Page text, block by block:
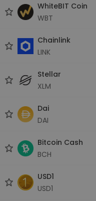
WhiteBIT Coin
WBT
Chainlink
LINK
Stellar
XLM
Dai
DAI
Bitcoin Cash
BCH
USD1
USD1